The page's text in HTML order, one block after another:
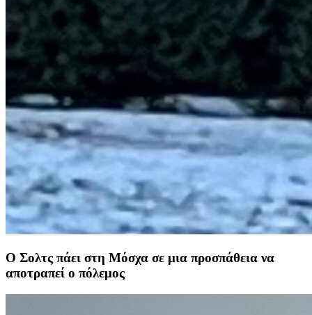
Ο Σολτς πάει στη Μόσχα σε μια προσπάθεια να
αποτραπεί ο πόλεμος